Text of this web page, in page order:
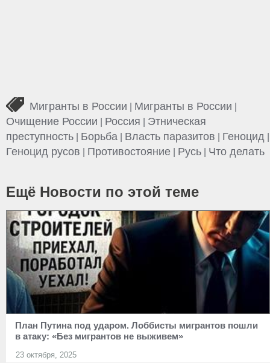
Мигранты в России Мигранты в России
Очищение России Россия
Этническая
преступность
Борьба Власть паразитов Геноцид
Геноцид русов Противостояние Русь Что делать
Ещё Новости по этой теме
План Путина под ударом. Лоббисты мигрантов пошли
в атаку: «Без мигрантов не выживем»
23 октября, 2025